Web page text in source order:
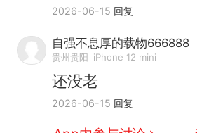
2026-06-15 回复
自强不息厚的载物666888
贵州贵阳 iPhone 12 mini
还没老
2026-06-15 回复
热
制裁瓜子饺
因老师一句“跟
人生
费大厨“全国小